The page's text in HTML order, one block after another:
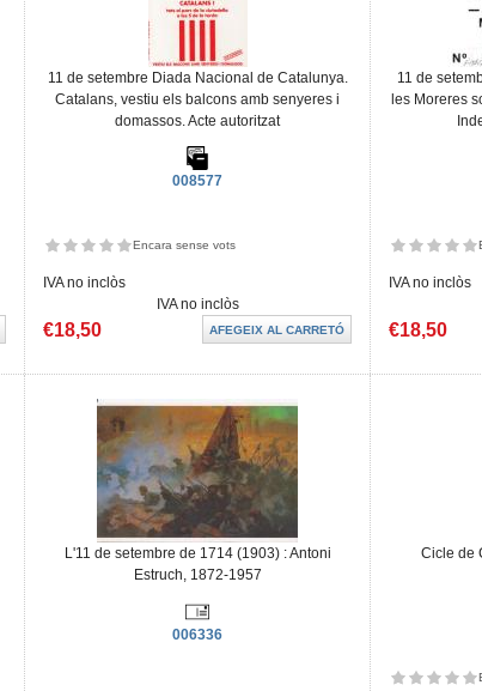
11 de setembre Diada Nacional de Catalunya.
Catalans, vestiu els balcons amb senyeres i
domassos. Acte autoritzat
008577
Encara sense vots
IVA no inclòs
IVA no inclòs
€18,50
11 de
les Moreres
IVA no inclòs
€18,50
L'11 de setembre de 1714 (1903) : Antoni
Estruch, 1872-1957
006336
Cicle de